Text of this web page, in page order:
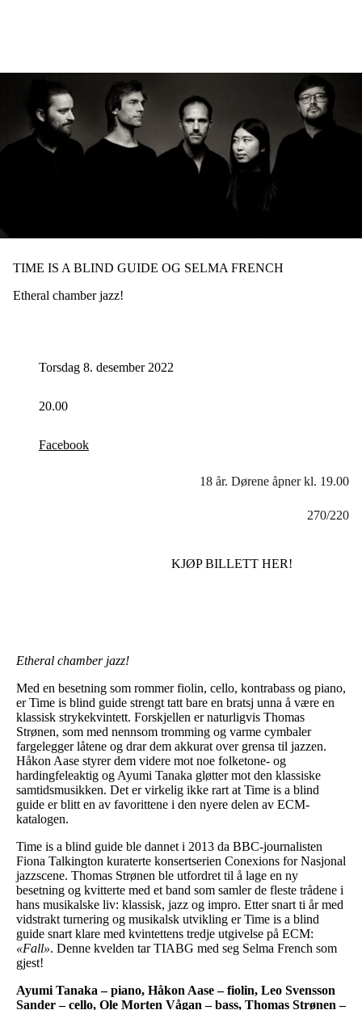
TIME IS A BLIND GUIDE OG SELMA FRENCH
Etheral chamber jazz!
Torsdag 8. desember 2022
20.00
Facebook
18 år. Dørene åpner kl. 19.00
270/220
KJØP BILLETT HER!
Etheral chamber jazz!
Med en besetning som rommer fiolin, cello, kontrabass og piano,
er Time is blind guide strengt tatt bare en bratsj unna å være en
klassisk strykekvintett. Forskjellen er naturligvis Thomas
Strønen, som med nennsom tromming og varme cymbaler
fargelegger låtene og drar dem akkurat over grensa til jazzen.
Håkon Aase styrer dem videre mot noe folketone- og
hardingfeleaktig og Ayumi Tanaka gløtter mot den klassiske
samtidsmusikken. Det er virkelig ikke rart at Time is a blind
guide er blitt en av favorittene i den nyere delen av ECM-
katalogen.
Time is a blind guide ble dannet i 2013 da BBC-journalisten
Fiona Talkington kuraterte konsertserien Conexions for Nasjonal
jazzscene. Thomas Strønen ble utfordret til å lage en ny
besetning og kvitterte med et band som samler de fleste trådene i
hans musikalske liv: klassisk, jazz og impro. Etter snart ti år med
vidstrakt turnering og musikalsk utvikling er Time is a blind
guide snart klare med kvintettens tredje utgivelse på ECM:
«Fall». Denne kvelden tar TIABG med seg Selma French som
gjest!
Ayumi Tanaka – piano, Håkon Aase – fiolin, Leo Svensson
Sander – cello, Ole Morten Vågan – bass, Thomas Strønen –